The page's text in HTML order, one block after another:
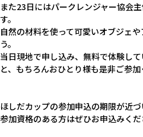
また23日にはパークレンジャー協会
す。
自然の材料を使って可愛いオブジェ
う。
当日現地で申し込み、無料で体験し
と、もちろんおひとり様も是非ご参加
ほしだカップの参加申込の期限が近づ
参加資格のある方はぜひお申込みくだ